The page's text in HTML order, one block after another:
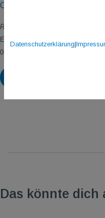
Online Anmeldung TG
Rückfragen?
E-Mail:
seniorenberatung@tgm-
06131/470074 od. 06131/474184.
Das könnte dich
Datenschutzerklärung|